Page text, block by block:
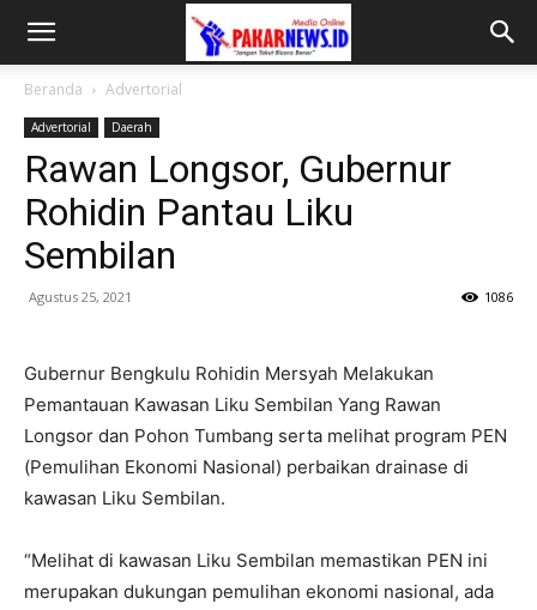
Beranda Advertorial
Advertorial Daerah
Rawan Longsor, Gubernur
Rohidin Pantau Liku
Sembilan
Agustus 25, 2021 1086
Gubernur Bengkulu Rohidin Mersyah Melakukan
Pemantauan Kawasan Liku Sembilan Yang Rawan
Longsor dan Pohon Tumbang serta melihat program PEN
(Pemulihan Ekonomi Nasional) perbaikan drainase di
kawasan Liku Sembilan.
“Melihat di kawasan Liku Sembilan memastikan PEN ini
merupakan dukungan pemulihan ekonomi nasional, ada